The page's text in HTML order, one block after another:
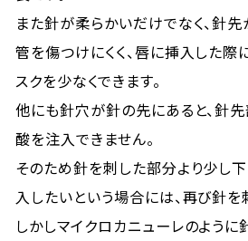
また針が柔らかいだけでなく、針
管を傷つけにくく、唇に挿入した
スクを少なくできます。
他にも針穴が針の先にあると、針
酸を注入できません。
そのため針を刺した部分より少し
入したいという場合には、再び針を
しかしマイクロカニューレのよう